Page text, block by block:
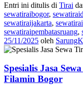
Entri ini ditulis di Tirai
sewatiraibogor,
sewatiraijakarta,
sewatiraipembatasruang,
25/11/2025 oleh
Spesialis Jasa
Filamin Bogor